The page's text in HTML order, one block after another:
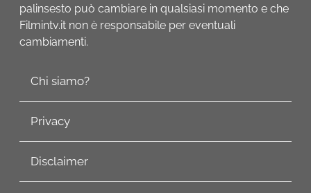
palinsesto può cambiare in qualsiasi momento e che
Filmintv.it non è responsabile per eventuali
cambiamenti.
Chi siamo?
Privacy
Disclaimer